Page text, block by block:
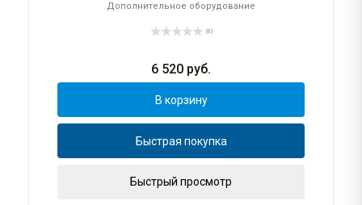
Дополнительное оборудование
(0)
6 520 руб.
В корзину
Быстрая покупка
Быстрый просмотр